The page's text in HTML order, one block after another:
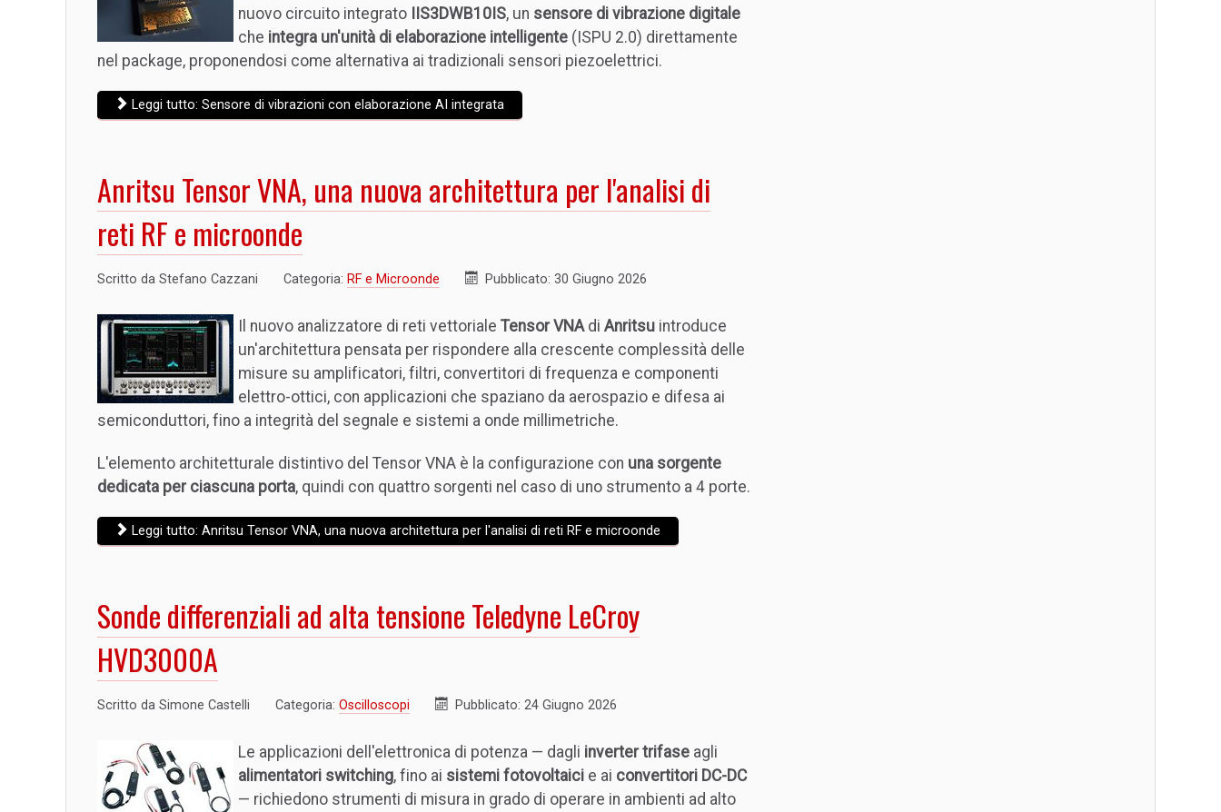
nuovo circuito integrato IIS3DWB10IS, un sensore di vibrazione digitale
che integra un'unità di elaborazione intelligente (ISPU 2.0) direttamente
nel package, proponendosi come alternativa ai tradizionali sensori piezoelettrici.
Leggi tutto: Sensore di vibrazioni con elaborazione AI integrata
Anritsu Tensor VNA, una nuova architettura per l'analisi di
reti RF e microonde
Scritto da Stefano Cazzani Categoria: RF e Microonde Pubblicato: 30 Giugno 2026
Il nuovo analizzatore di reti vettoriale Tensor VNAdi Anritsu introduce
un'architettura pensata per rispondere alla crescente complessità delle
misure su amplificatori, filtri, convertitori di frequenza e componenti
elettro-ottici, con applicazioni che spaziano da aerospazio e difesa ai
semiconduttori, fino a integrità del segnale e sistemi a onde millimetriche.
L'elemento architetturale distintivo del Tensor VNA è la configurazione con una sorgente
dedicata per ciascuna porta, quindi con quattro sorgenti nel caso di uno strumento a 4 porte.
Leggi tutto: Anritsu Tensor VNA, una nuova architettura per l'analisi di reti RF e microonde
Sonde differenziali ad alta tensione Teledyne LeCroy
HVD3000A
Scritto da Simone Castelli Categoria: Oscilloscopi Pubblicato: 24 Giugno 2026
Le applicazioni dell'elettronica di potenza — dagli inverter trifase agli
alimentatori switching, fino ai sistemi fotovoltaici e ai convertitori DC-DC
— richiedono strumenti di misura in grado di operare in ambienti ad alto